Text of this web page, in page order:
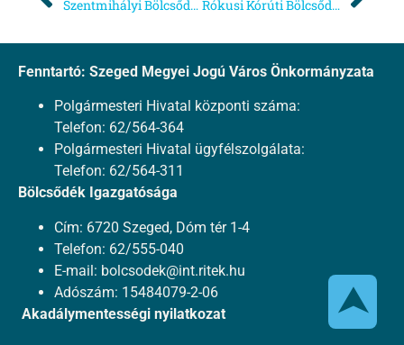
Szentmihályi Bölcsőde – 2025. évi tervezett programok Rókusi Kórúti Bölcsőde – Térítési díjak befizetésének időpontjai 2024-ben
⮝
Fenntartó: Szeged Megyei Jogú Város Önkormányzata
Polgármesteri Hivatal központi száma:
Telefon: 62/564-364
Polgármesteri Hivatal ügyfélszolgálata:
Telefon: 62/564-311
Bölcsődék Igazgatósága
Cím: 6720 Szeged, Dóm tér 1-4
Telefon: 62/555-040
E-mail: bolcsodek@int.ritek.hu
Adószám: 15484079-2-06
Akadálymentességi nyilatkozat